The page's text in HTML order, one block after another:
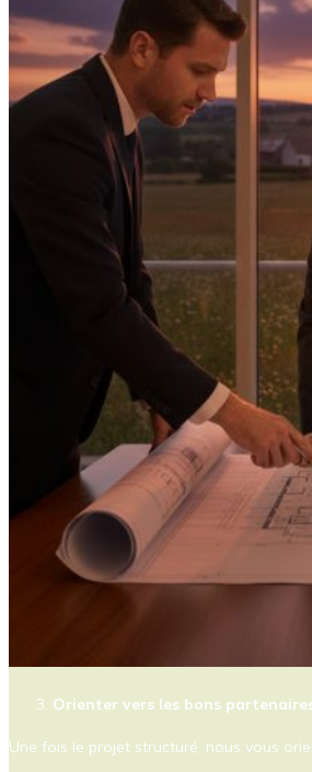
Orienter vers les bons
Une fois le projet structuré, nous vous